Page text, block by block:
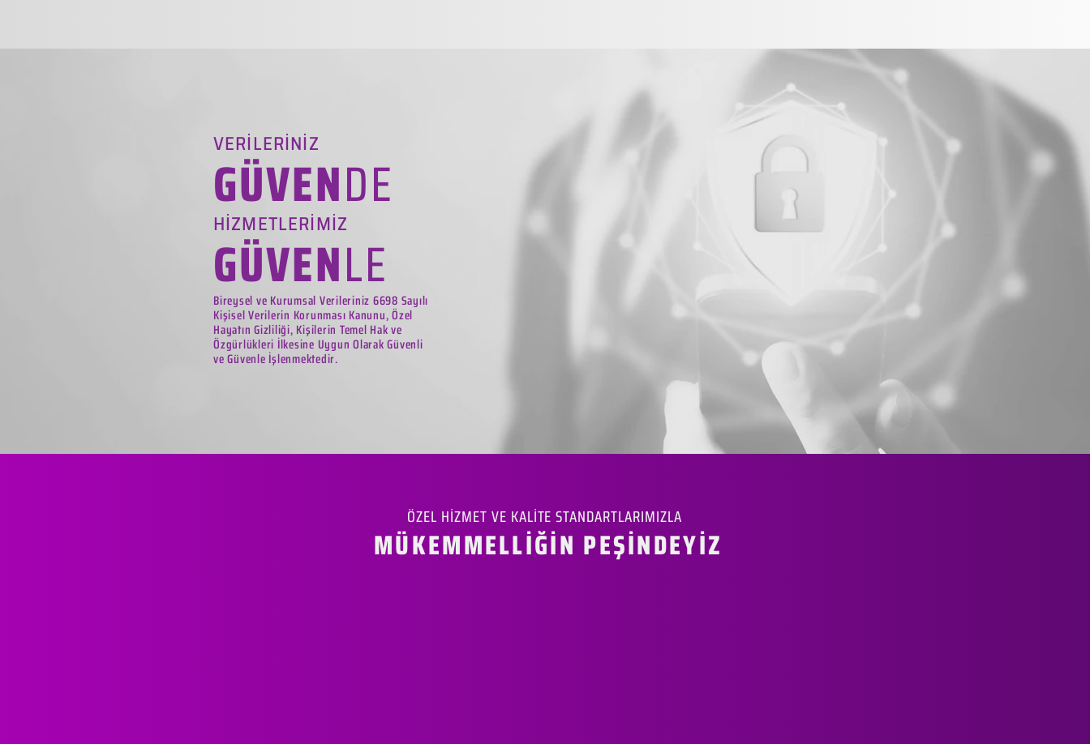
VERİLERİNİZ
GÜVENDE
HİZMETLERİMİZ
GÜVENLE
Bireysel ve Kurumsal Verileriniz 6698 Sayılı
Kişisel Verilerin Korunması Kanunu, Özel
Hayatın Gizliliği, Kişilerin Temel Hak ve
Özgürlükleri İlkesine Uygun Olarak Güvenli
ve Güvenle İşlenmektedir.
ÖZEL HİZMET VE KALİTE STANDARTLARIMIZLA
MÜKEMMELLİĞİN PEŞİNDEYİZ